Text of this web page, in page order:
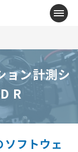
メニ
ョン計測シ
R
フトウェ